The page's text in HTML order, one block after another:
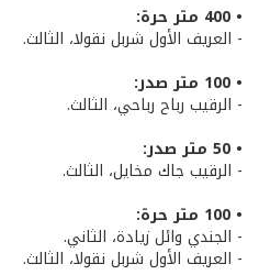
• 400 متر حرة:
- العريف الأول شربل نقولا، الثالث.
• 100 متر صدر:
- الرقيب رباح رباحي، الثالث.
• 50 متر صدر:
- الرقيب جاك مخايل، الثالث.
• 100 متر حرة:
- الجندي وائل زيادة، الثاني.
- العريف الأول شربل نقولا، الثالث.